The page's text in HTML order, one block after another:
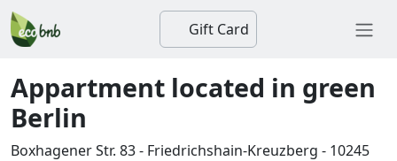
Gift Card
Appartment located in green
Berlin
Boxhagener Str. 83 - Friedrichshain-Kreuzberg - 10245